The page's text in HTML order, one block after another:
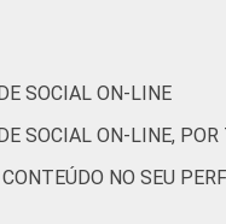
SOCIAL ON-LINE
SOCIAL ON-LINE,
NO SEU